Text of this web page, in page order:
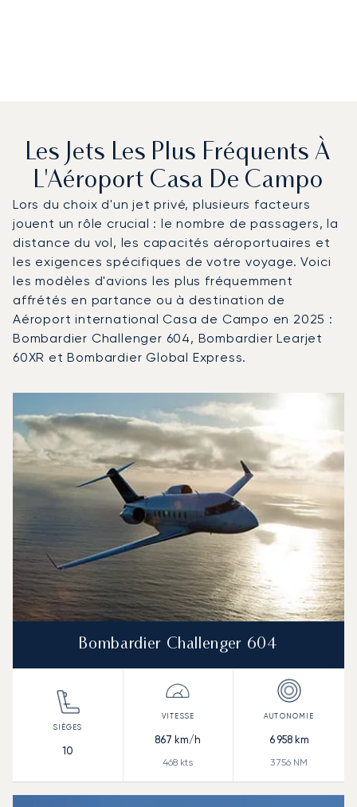
Les Jets Les Plus Fréquents À
L'Aéroport Casa De Campo
Lors du choix d'un jet privé, plusieurs facteurs
jouent un rôle crucial : le nombre de passagers, la
distance du vol, les capacités aéroportuaires et
les exigences spécifiques de votre voyage. Voici
les modèles d'avions les plus fréquemment
affrétés en partance ou à destination de
Aéroport international Casa de Campo en 2025 :
Bombardier Challenger 604, Bombardier Learjet
60XR et Bombardier Global Express.
Modèle d'aéronef
Vitesse (km/h)
Vitesse (nœuds)
Autonomie (km)
Autonomie (NM)
Bombardier Challenger 604
10
867 km/h
468 kts
6 958km
3 756 NM